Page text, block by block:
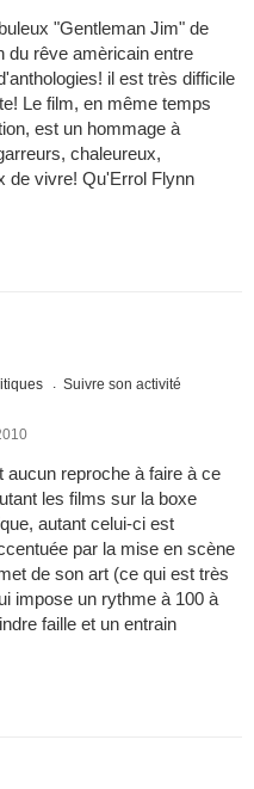
"Gentleman Jim" de
du rêve amèricain entre
il est très difficile
Le film, en même temps
est un hommage à
chaleureux,
de vivre! Qu'Errol Flynn
Suivre son activité
reproche à faire à ce
les films sur la boxe
autant celui-ci est
par la mise en scène
de son art (ce qui est très
impose un rythme à 100 à
faille et un entrain